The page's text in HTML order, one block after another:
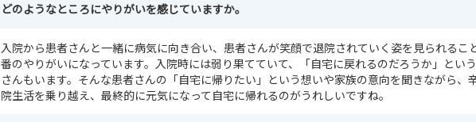
どのようなところにやりがいを感じていますか。
入院から患者さんと一緒に病気に向き合い、患者さんが笑顔で退院されていく姿を見られるこ
番のやりがいになっています。入院時には弱り果てていて、「自宅に戻れるのだろうか」とい
さんもいます。そんな患者さんの「自宅に帰りたい」という想いや家族の意向を聞きながら、
院生活を乗り越え、最終的に元気になって自宅に帰れるのがうれしいですね。